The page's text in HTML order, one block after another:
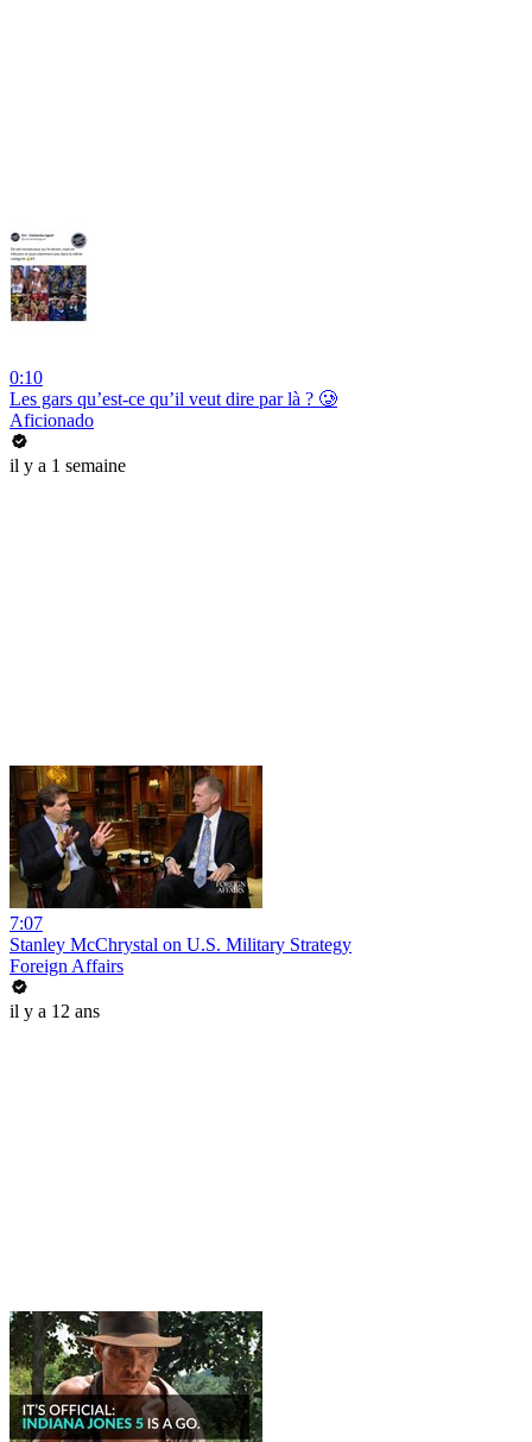
0:10
Les gars qu’est-ce qu’il veut dire par là ? 🥲
Aficionado
il y a 1 semaine
7:07
Stanley McChrystal on U.S. Military Strategy
Foreign Affairs
il y a 12 ans